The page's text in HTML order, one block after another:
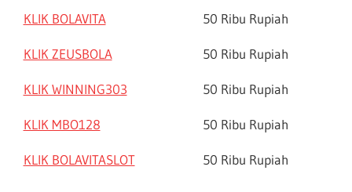
KLIK BOLAVITA 50 Ribu Rupiah
KLIK ZEUSBOLA 50 Ribu Rupiah
KLIK WINNING303 50 Ribu Rupiah
KLIK MBO128 50 Ribu Rupiah
KLIK BOLAVITASLOT 50 Ribu Rupiah